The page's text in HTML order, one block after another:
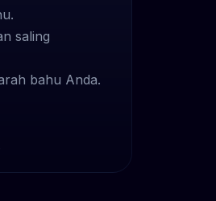
saling
bahu Anda.